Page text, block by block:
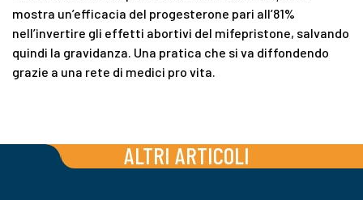
mostra un’efficacia del progesterone pari all’81%
nell’invertire gli effetti abortivi del mifepristone, salvando
quindi la gravidanza. Una pratica che si va diffondendo
grazie a una rete di medici pro vita.
ALTRI ARTICOLI